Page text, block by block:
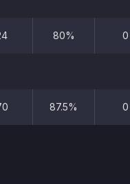
80% 0
87.5% 0